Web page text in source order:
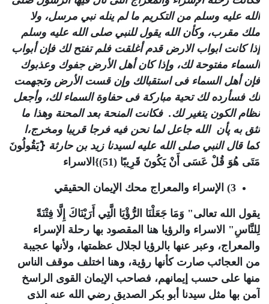
الله عليه وسلم من التكريم ما لم ينله نبي مرسل، ولا
ملك مقرب، وكأن الله يقول للنبي صلى الله عليه وسلم
إذا كانت ابواب الارض قدم أغلقت فلم تفتح لك فإن أبواب
السماء مفتوحة لك، وإذا كان أهل الأرض جفوك وعذبوك
فإن أهل السماء فى استقبالك وإن قست الأرض وتجهمت
لك فسأرده لك تحية مباركة فى حفاوة السماء لك، وأجعل
نظام الكون يتغير لك.فكانت المنحة بعد المحنة وهذا ما
نثق به پأن الله جاعل لما نحن فيه فرجا قريبا ومخرج،ا
كما قال النبي صلى الله عليه لسيدنا زيد بن حارثة {َيَقُولُونَ
مَتَى هُوَ قُلْ عَسَى أَنْ يَكُونَ قَرِيبًا (51)}الاسراء
3) الإسراء والمعراج محك الإيمان الحقيقي
يقول الله تعالى" وَمَا جَعَلْنَا الرُّؤْيَا الَّتِي أَرَيْنَاكَ إِلَّا فِتْنَةً
لِلنَّاسِ" الاسراء والرؤيا هنا المقصود بها رحلة الإسراء
والمعراج، وعبر عنها بالرؤيا لجلال عظمتها، ولأنها عجيبة
من العجائب صارت كأنها رؤية، وهنا اختلف موقف الناس
منها على حسب إيمانهم، فصاحب الإيمان القوى الراسخ
آمن بها مثل سيدنا أبو بكر الصديق رضي الله عنه الذى